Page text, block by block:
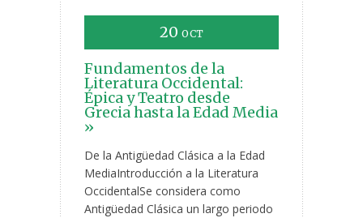
20 OCT
Fundamentos de la
Literatura Occidental:
Épica y Teatro desde
Grecia hasta la Edad Media
»
De la Antigüedad Clásica a la Edad
MediaIntroducción a la Literatura
OccidentalSe considera como
Antigüedad Clásica un largo periodo